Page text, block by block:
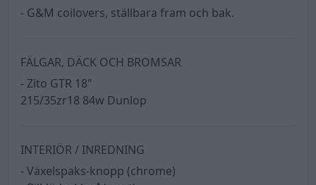
- G&M coilovers, ställbara fram och bak.
FÄLGAR, DÄCK OCH BROMSAR
- Zito GTR 18"
215/35zr18 84w Dunlop
INTERIÖR / INREDNING
- Växelspaks-knopp (chrome)